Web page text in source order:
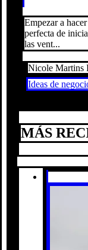
Empezar a
perfecta de
las vent...
Nicole Martins
Ideas de
MÁS